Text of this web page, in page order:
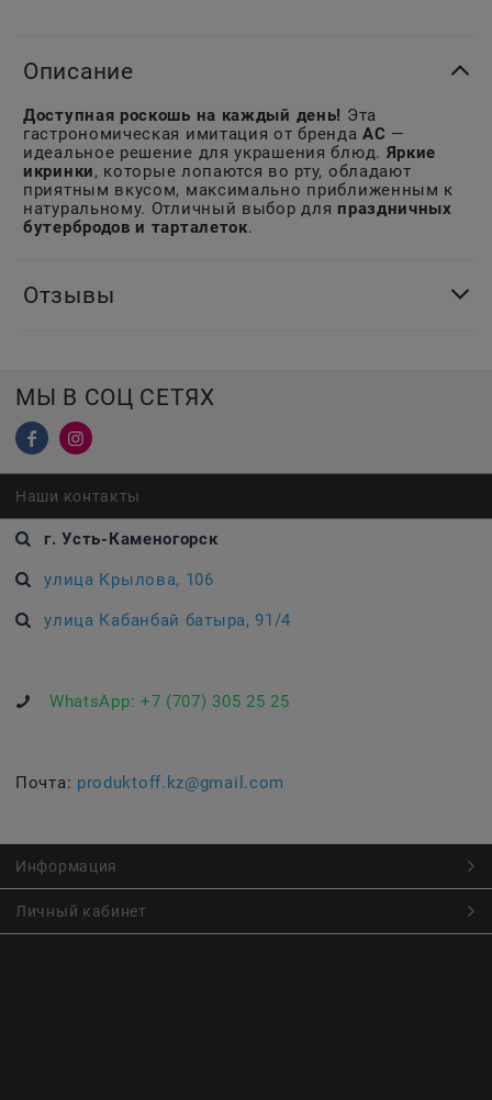
Описание
Доступная роскошь на каждый день! Эта
гастрономическая имитация от брендаАС —
идеальное решение для украшения блюд. Яркие
икринки, которые лопаются во рту, обладают
приятным вкусом, максимально приближенным к
натуральному. Отличный выбор для праздничных
бутербродов и тарталеток.
Отзывы
МЫ В СОЦ СЕТЯХ
Наши контакты
г. Усть-Каменогорск
улица Крылова, 106
улица Кабанбай батыра, 91/4
WhatsApp: +7 (707) 305 25 25
Почта: produktoff.kz@gmail.com
Информация
Личный кабинет